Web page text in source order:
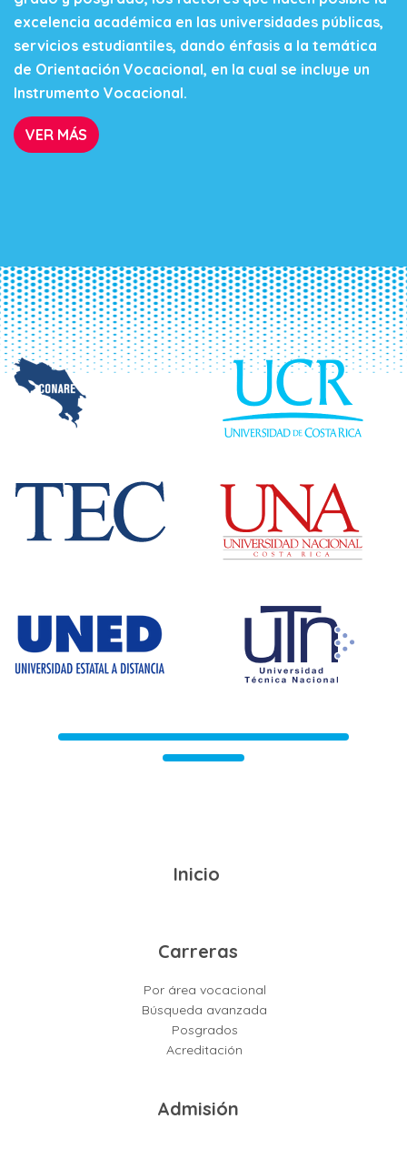
excelencia académica en las universidades públicas,
servicios estudiantiles, dando énfasis a la temática
de Orientación Vocacional, en la cual se incluye un
Instrumento Vocacional.
VER MÁS
Inicio
Carreras
Por área vocacional
Búsqueda avanzada
Posgrados
Acreditación
Admisión